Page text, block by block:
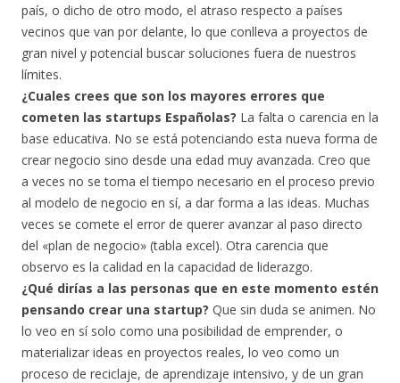
país, o dicho de otro modo, el atraso respecto a países
vecinos que van por delante, lo que conlleva a proyectos de
gran nivel y potencial buscar soluciones fuera de nuestros
límites.
¿Cuales crees que son los mayores errores que
cometen las startups Españolas? La falta o carencia en la
base educativa. No se está potenciando esta nueva forma de
crear negocio sino desde una edad muy avanzada. Creo que
a veces no se toma el tiempo necesario en el proceso previo
al modelo de negocio en sí, a dar forma a las ideas. Muchas
veces se comete el error de querer avanzar al paso directo
del «plan de negocio» (tabla excel). Otra carencia que
observo es la calidad en la capacidad de liderazgo.
¿Qué dirías a las personas que en este momento estén
pensando crear una startup? Que sin duda se animen. No
lo veo en sí solo como una posibilidad de emprender, o
materializar ideas en proyectos reales, lo veo como un
proceso de reciclaje, de aprendizaje intensivo, y de un gran